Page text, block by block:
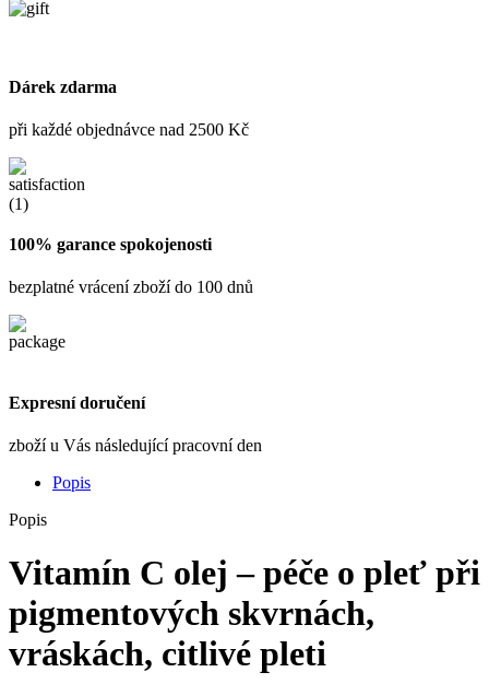
Dárek zdarma
při každé objednávce nad 2500 Kč
100% garance spokojenosti
bezplatné vrácení zboží do 100 dnů
Expresní doručení
zboží u Vás následující pracovní den
Popis
Popis
Vitamín C olej – péče o pleť při
pigmentových skvrnách,
vráskách, citlivé pleti